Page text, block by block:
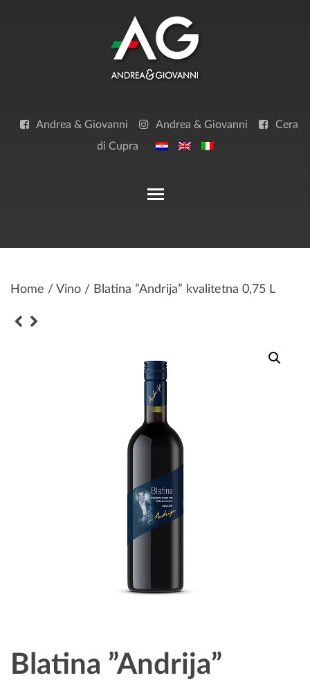
Andrea & Giovanni Andrea & Giovanni Cera
di Cupra
Home / Vino / Blatina ”Andrija” kvalitetna 0,75 L
Blatina ”Andrija”